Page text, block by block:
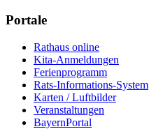
Portale
Rathaus online
Kita-Anmeldungen
Ferienprogramm
Rats-Informations-System
Karten / Luftbilder
Veranstaltungen
BayernPortal